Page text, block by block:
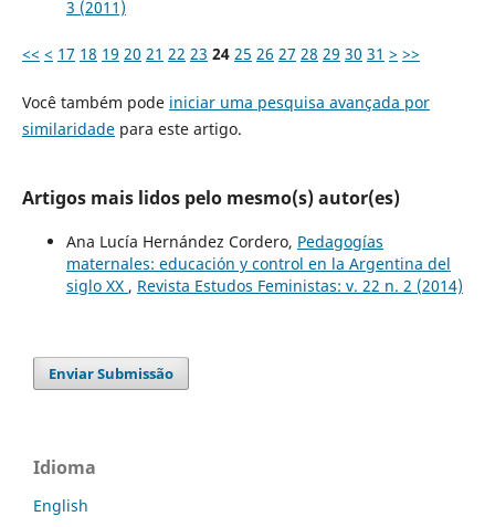
3 (2011)
<< < 17 18 19 20 21 22 23 24 25 26 27 28 29 30 31 > >>
Você também pode iniciar uma pesquisa avançada por
similaridadepara este artigo.
Artigos mais lidos pelo mesmo(s) autor(es)
Ana Lucía Hernández Cordero, Pedagogías
maternales: educación y control en la Argentina del
siglo XX , Revista Estudos Feministas: v. 22 n. 2 (2014)
Enviar Submissão
Idioma
English